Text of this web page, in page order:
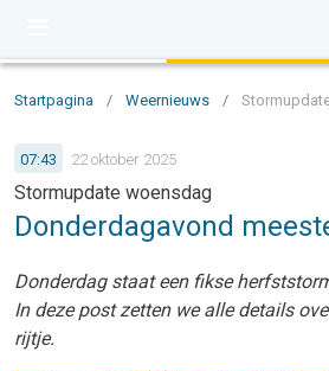
Startpagina / Weernieuws /
07:43 22 oktober 2025
Stormupdate woensdag
Donderdagavond
Donderdag staat een fikse
In deze post zetten we alle details
rijtje.